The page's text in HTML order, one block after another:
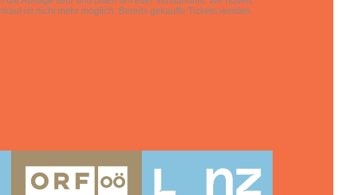
ist nicht mehr möglich. Bereits gekaufte Tickets werden